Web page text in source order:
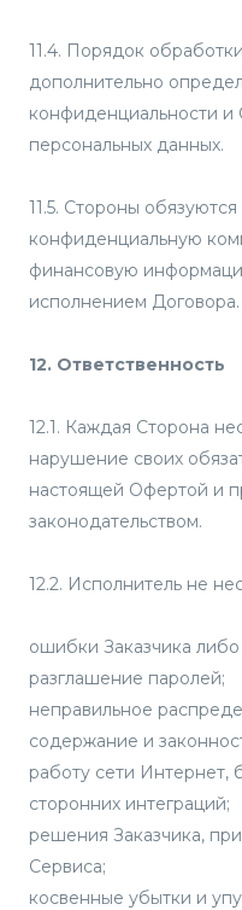
11.4. Порядок
дополнительно
конфиденциальности
персональных данных.
11.5. Стороны
конфиденциальную
финансовую
исполнением Договора.
12. Ответственность
12.1. Каждая Сторона
нарушение своих
настоящей Офертой и
законодательством.
12.2. Исполнитель не
ошибки Заказчика либо
разглашение паролей;
неправильное
содержание и
работу сети Интернет,
сторонних интеграций;
решения Заказчика,
Сервиса;
косвенные убытки и